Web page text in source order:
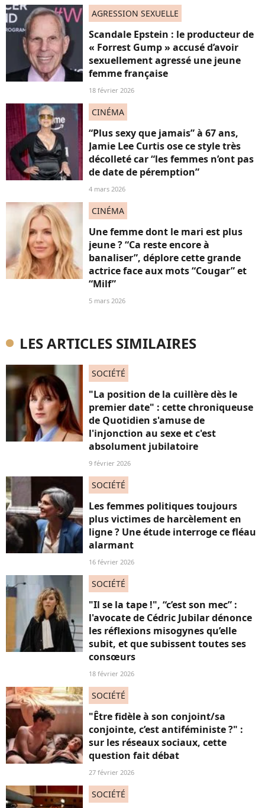
AGRESSION SEXUELLE
Scandale Epstein : le producteur de
« Forrest Gump » accusé d’avoir
sexuellement agressé une jeune
femme française
18 février 2026
CINÉMA
“Plus sexy que jamais” à 67 ans,
Jamie Lee Curtis ose ce style très
décolleté car “les femmes n’ont pas
de date de péremption”
4 mars 2026
CINÉMA
Une femme dont le mari est plus
jeune ? “Ca reste encore à
banaliser”, déplore cette grande
actrice face aux mots “Cougar” et
“Milf”
5 mars 2026
LES ARTICLES SIMILAIRES
SOCIÉTÉ
"La position de la cuillère dès le
premier date" : cette chroniqueuse
de Quotidien s'amuse de
l'injonction au sexe et c'est
absolument jubilatoire
9 février 2026
SOCIÉTÉ
Les femmes politiques toujours
plus victimes de harcèlement en
ligne ? Une étude interroge ce fléau
alarmant
16 février 2026
SOCIÉTÉ
"Il se la tape !", “c’est son mec” :
l'avocate de Cédric Jubilar dénonce
les réflexions misogynes qu’elle
subit, et que subissent toutes ses
consœurs
18 février 2026
SOCIÉTÉ
"Être fidèle à son conjoint/sa
conjointe, c’est antiféministe ?" :
sur les réseaux sociaux, cette
question fait débat
27 février 2026
SOCIÉTÉ